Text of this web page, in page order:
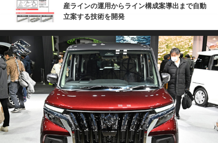
産ラインの運用からライン構成案導出まで自動
立案する技術を開発